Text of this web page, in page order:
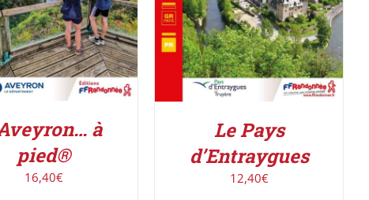
à
pied®
16,40€
Le Pays
d’Entraygues
12,40€